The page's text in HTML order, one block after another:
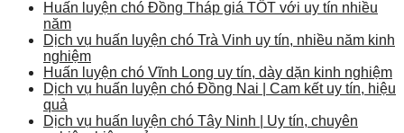
Huấn luyện chó Đồng Tháp giá TỐT với uy tín nhiều
năm
Dịch vụ huấn luyện chó Trà Vinh uy tín, nhiều năm kinh
nghiệm
Huấn luyện chó Vĩnh Long uy tín, dày dặn kinh nghiệm
Dịch vụ huấn luyện chó Đồng Nai | Cam kết uy tín, hiệu
quả
Dịch vụ huấn luyện chó Tây Ninh | Uy tín, chuyên